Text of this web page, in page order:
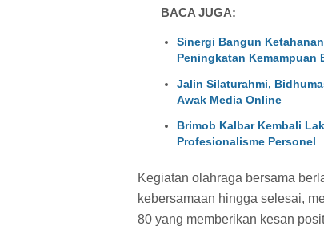
BACA JUGA:
Sinergi Bangun
Peningkatan Kemampuan
Jalin Silaturahmi,
Awak Media Online
Brimob Kalbar Kembali
Profesionalisme Personel
Kegiatan olahraga bersama
kebersamaan hingga selesai,
80 yang memberikan kesan